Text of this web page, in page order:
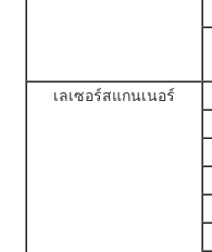
เลเซอร์สแกนเนอร์